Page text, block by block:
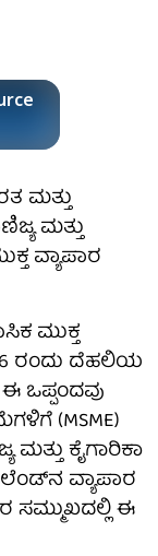
ಮತ್ತು
ಮತ್ತು
ವ್ಯಾಪಾರ
ಮುಕ್ತ
ರಂದು ದೆಹಲಿಯ
ಒಪ್ಪಂದವು
(MSME)
ಕೈಗಾರಿಕಾ
ವ್ಯಾಪಾರ
ಸಮ್ಮುಖದಲ್ಲಿ ಈ